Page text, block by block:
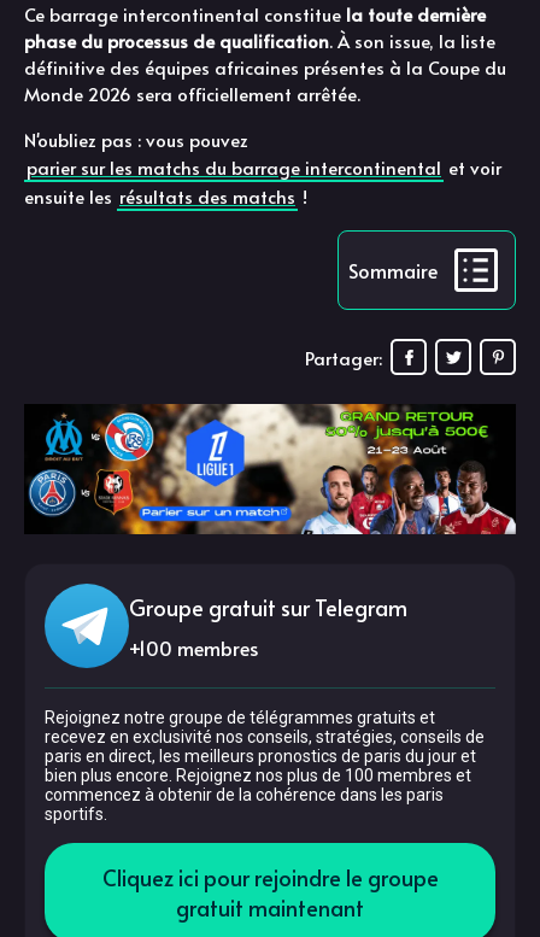
Ce barrage intercontinental constitue la toute dernière
phase du processus de qualification. À son issue, la liste
définitive des équipes africaines présentes à la Coupe du
Monde 2026 sera officiellement arrêtée.
N'oubliez pas : vous pouvez
parier sur les matchs du barrage intercontinental et voir
ensuite les résultats des matchs !
Sommaire
Partager:
Groupe gratuit sur Telegram
+100 membres
Rejoignez notre groupe de télégrammes gratuits et
recevez en exclusivité nos conseils, stratégies, conseils de
paris en direct, les meilleurs pronostics de paris du jour et
bien plus encore. Rejoignez nos plus de 100 membres et
commencez à obtenir de la cohérence dans les paris
sportifs.
Cliquez ici pour rejoindre le groupe
gratuit maintenant